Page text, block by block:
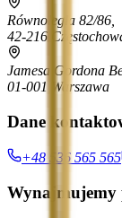
Równoległa 82/86,
42-216
Jamesa Gordona
01-001 Warszawa
Dane
+48 536 565 565
Wynajmujemy